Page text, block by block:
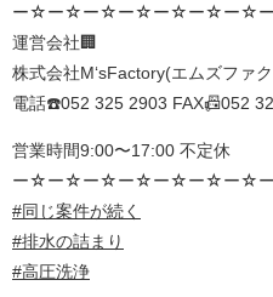
ー☆ー☆ー☆ー☆ー☆ー☆ー☆
運営会社🏢
株式会社M‘sFactory(エムズファ
電話☎️052 325 2903 FAX📠052
営業時間9:00〜17:00 不定休
ー☆ー☆ー☆ー☆ー☆ー☆ー☆
#同じ案件が続く
#排水の詰まり
#高圧洗浄